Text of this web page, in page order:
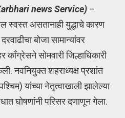
news Service)–
स्वस्त असतानाही युद्धाचे कारण
बोजा सामान्यांवर
सोमवारी जिल्हाधिकारी
नवनियुक्त शहराध्यक्ष प्रशांत
यांच्या नेतृत्वाखाली झालेल्या
घोषणांनी परिसर दणाणून गेला.